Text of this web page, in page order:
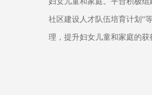
社区建设人才队伍培育计划”
理，提升妇女儿童和家庭的获